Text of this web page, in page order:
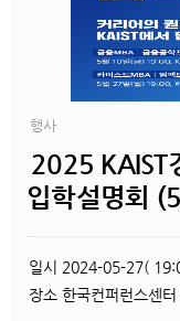
행사
2025 KAIST
입학설명회
일시 2024-05-27(
장소 한국컨퍼런스센